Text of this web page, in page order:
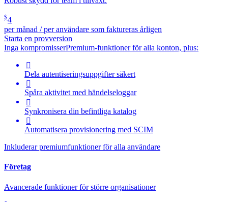
$4
per månad / per användare som faktureras årligen
Starta en provversion
Inga kompromisserPremium-funktioner för alla konton, plus:

Dela autentiseringsuppgifter säkert

Spåra aktivitet med händelseloggar

Synkronisera din befintliga katalog

Automatisera provisionering med SCIM
Inkluderar premiumfunktioner för alla användare
Företag
Avancerade funktioner för större organisationer